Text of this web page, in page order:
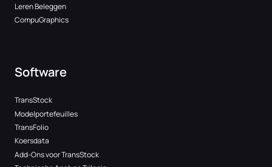
Leren Beleggen
CompuGraphics
Software
TransStock
Modelportefeuilles
TransFolio
Koersdata
Add-Ons voor TransStock